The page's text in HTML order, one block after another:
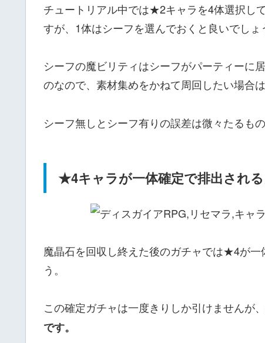
チュートリアル中では★2キャラを4体選択し
すが、1体はシーフを選んでおくと良いでしょ
シーフの魔ビリティはシーフがパーティーに
のなので、素材集めをかねて周回したい場合
シーフ無しとシーフ有りの誤差は微々たるも
★4キャラが一体確定で排出され
魔晶石を回収し終えた後のガチャでは★4が
う。
この確定ガチャは一度きりしか引けませんが
です。